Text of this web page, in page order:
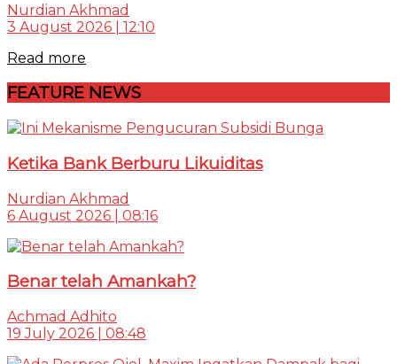
Nurdian Akhmad
3 August 2026 | 12:10
Read more
FEATURE NEWS
Ketika Bank Berburu Likuiditas
Nurdian Akhmad
6 August 2026 | 08:16
Benar telah Amankah?
Achmad Adhito
19 July 2026 | 08:48